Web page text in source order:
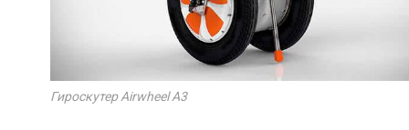
Гироскутер Airwheel A3